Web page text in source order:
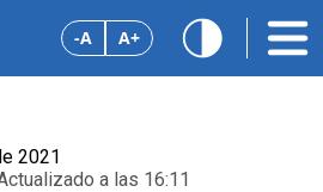
-A A+
2021
a las 16:11